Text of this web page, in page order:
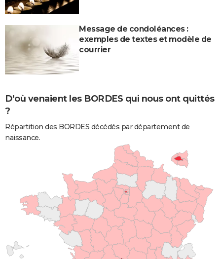
Message de condoléances :
exemples de textes et modèle de
courrier
D'où venaient les BORDES qui nous ont quittés
?
Répartition des BORDES décédés par département de
naissance.